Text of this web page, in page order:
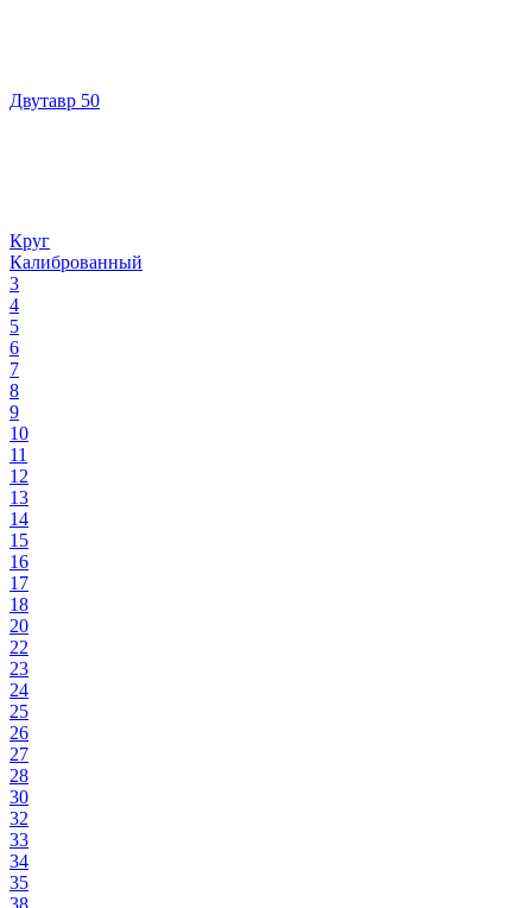
Двутавр 50
Круг
Калиброванный
3
4
5
6
7
8
9
10
11
12
13
14
15
16
17
18
20
22
23
24
25
26
27
28
30
32
33
34
35
38